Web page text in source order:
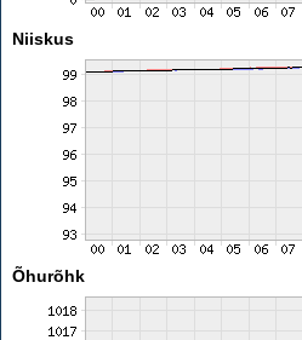
Niiskus
Õhurõhk